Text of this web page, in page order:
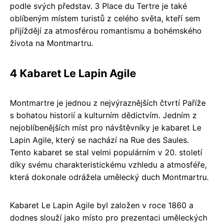
podle svých představ. 3 Place du Tertre je také
oblíbeným místem turistů z celého světa, kteří sem
přijíždějí za atmosférou romantismu a bohémského
života na Montmartru.
4 Kabaret Le Lapin Agile
Montmartre je jednou z nejvýraznějších čtvrtí Paříže
s bohatou historií a kulturním dědictvím. Jedním z
nejoblíbenějších míst pro návštěvníky je kabaret Le
Lapin Agile, který se nachází na Rue des Saules.
Tento kabaret se stal velmi populárním v 20. století
díky svému charakteristickému vzhledu a atmosféře,
která dokonale odrážela umělecký duch Montmartru.
Kabaret Le Lapin Agile byl založen v roce 1860 a
dodnes slouží jako místo pro prezentaci uměleckých